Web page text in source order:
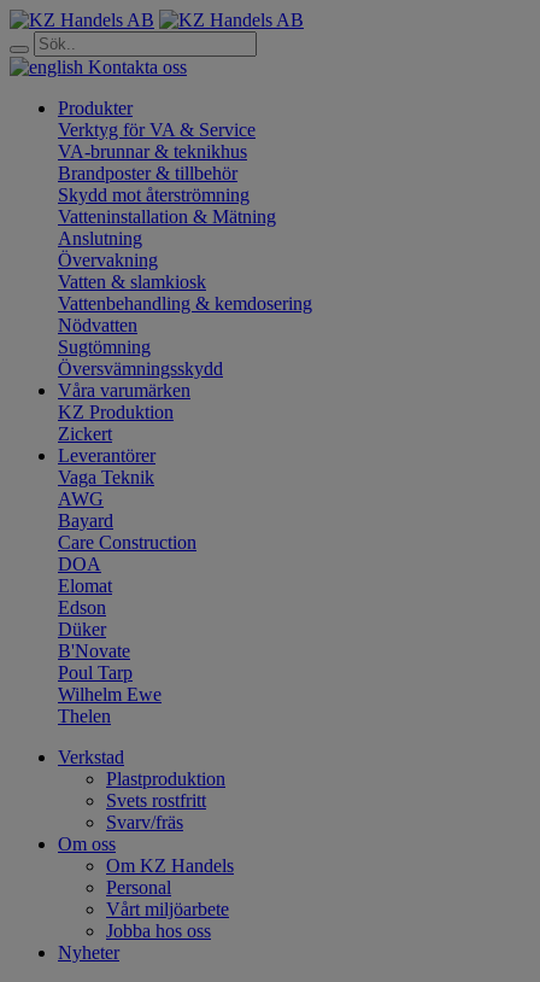
Kontakta oss
Produkter
Verktyg för VA & Service
VA-brunnar & teknikhus
Brandposter & tillbehör
Skydd mot återströmning
Vatteninstallation & Mätning
Anslutning
Övervakning
Vatten & slamkiosk
Vattenbehandling & kemdosering
Nödvatten
Sugtömning
Översvämningsskydd
Våra varumärken
KZ Produktion
Zickert
Leverantörer
Vaga Teknik
AWG
Bayard
Care Construction
DOA
Elomat
Edson
Düker
B'Novate
Poul Tarp
Wilhelm Ewe
Thelen
Verkstad
Plastproduktion
Svets rostfritt
Svarv/fräs
Om oss
Om KZ Handels
Personal
Vårt miljöarbete
Jobba hos oss
Nyheter